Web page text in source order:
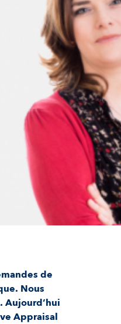
de
Nous
Aujourd’hui
Appraisal